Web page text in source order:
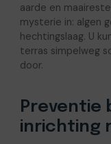
aarde en
mysterie in: algen
hechtingslaag. U
terras simpelweg
door.
Preventie
inrichting